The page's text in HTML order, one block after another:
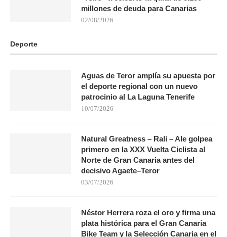
millones de deuda para Canarias
02/08/2026
Deporte
Aguas de Teror amplía su apuesta por
el deporte regional con un nuevo
patrocinio al La Laguna Tenerife
10/07/2026
Natural Greatness – Rali – Ale golpea
primero en la XXX Vuelta Ciclista al
Norte de Gran Canaria antes del
decisivo Agaete–Teror
03/07/2026
Néstor Herrera roza el oro y firma una
plata histórica para el Gran Canaria
Bike Team y la Selección Canaria en el